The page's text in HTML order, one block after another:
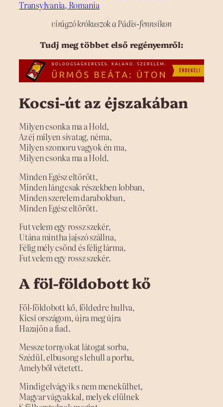
virágzó krókuszok a Pádis-fennsíkon
Tudj meg többet első regényemről:
Kocsi-út az éjszakában
Milyen csonka ma a Hold,
Az éj milyen sivatag, néma,
Milyen szomoru vagyok én ma,
Milyen csonka ma a Hold.
Minden Egész eltörött,
Minden láng csak részekben lobban,
Minden szerelem darabokban,
Minden Egész eltörött.
Fut velem egy rossz szekér,
Utána mintha jajszó szállna,
Félig mély csönd és félig lárma,
Fut velem egy rossz szekér.
A föl-földobott kő
Föl-földobott kő, földedre hullva,
Kicsi országom, újra meg újra
Hazajön a fiad.
Messze tornyokat látogat sorba,
Szédül, elbusong s lehull a porba,
Amelyből vétetett.
Mindig elvágyik s nem menekülhet,
Magyar vágyakkal, melyek elülnek